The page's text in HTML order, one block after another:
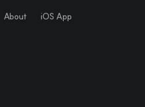
About iOS App